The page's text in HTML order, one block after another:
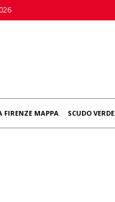
FIRENZE MAPPA SCUDO VERDE